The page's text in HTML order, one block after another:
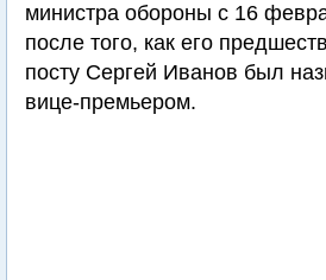
министра обороны с 16
после того, как его
посту Сергей Иванов был
вице-премьером.